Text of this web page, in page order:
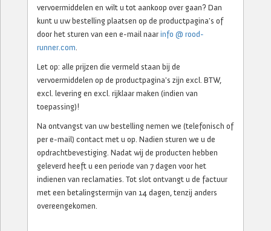
vervoermiddelen en wilt u tot aankoop over gaan? Dan
kunt u uw bestelling plaatsen op de productpagina's of
door het sturen van een e-mail naarinfo @ rood-
runner.com.
Let op: alle prijzen die vermeld staan bij de
vervoermiddelen op de productpagina's zijn excl. BTW,
excl. levering en excl. rijklaar maken (indien van
toepassing)!
Na ontvangst van uw bestelling nemen we (telefonisch of
per e-mail) contact met u op. Nadien sturen we u de
opdrachtbevestiging. Nadat wij de producten hebben
geleverd heeft u een periode van 7 dagen voor het
indienen van reclamaties. Tot slot ontvangt u de factuur
met een betalingstermijn van 14 dagen, tenzij anders
overeengekomen.